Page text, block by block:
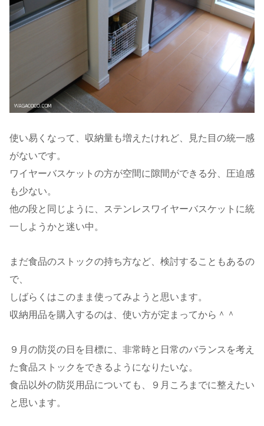
使い易くなって、収納量も増えたけれど、見た目の統一感
がないです。
ワイヤーバスケットの方が空間に隙間ができる分、圧迫感
も少ない。
他の段と同じように、ステンレスワイヤーバスケットに統
一しようかと迷い中。
まだ食品のストックの持ち方など、検討することもあるの
で、
しばらくはこのまま使ってみようと思います。
収納用品を購入するのは、使い方が定まってから＾＾
９月の防災の日を目標に、非常時と日常のバランスを考え
た食品ストックをできるようになりたいな。
食品以外の防災用品についても、９月ころまでに整えたい
と思います。